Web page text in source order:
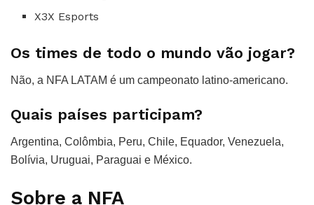
X3X Esports
Os times de todo o mundo vão jogar?
Não, a NFA LATAM é um campeonato latino-americano.
Quais países participam?
Argentina, Colômbia, Peru, Chile, Equador, Venezuela,
Bolívia, Uruguai, Paraguai e México.
Sobre a NFA